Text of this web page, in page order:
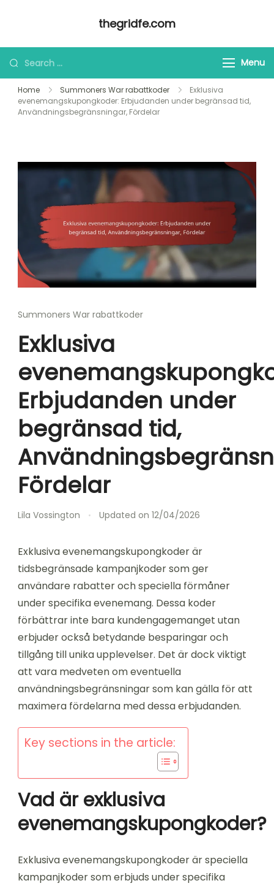
thegridfe.com
Looking
for
Something?
Menu
Home Summoners War rabattkoder
Exklusiva
evenemangskupongkoder: Erbjudanden under begränsad tid,
Användningsbegränsningar, Fördelar
Summoners War rabattkoder
Exklusiva
Erbjudanden under
begränsad tid,
Fördelar
Lila Vossington Updated on 12/04/2026
Exklusiva evenemangskupongkoder är
tidsbegränsade kampanjkoder som ger
användare rabatter och speciella förmåner
under specifika evenemang. Dessa koder
förbättrar inte bara kundengagemanget utan
erbjuder också betydande besparingar och
tillgång till unika upplevelser. Det är dock viktigt
att vara medveten om eventuella
användningsbegränsningar som kan gälla för att
maximera fördelarna med dessa erbjudanden.
Key sections in the article:
Vad är exklusiva
evenemangskupongkoder?
Exklusiva evenemangskupongkoder är speciella
kampanjkoder som erbjuds under specifika